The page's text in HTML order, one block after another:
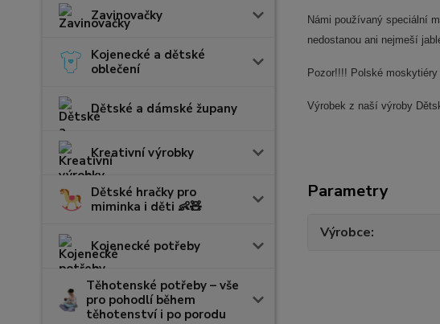
Zavinovačky
Kojenecké a dětské
oblečení
Dětské a dámské župany
Kreativní výrobky
Dětské hračky pro
miminka i děti 👶🧸
Kojenecké potřeby
Těhotenské potřeby – vše
pro pohodlí během
těhotenství i po porodu
Námi používaný speciální
nedostanou ani nejmeší
Pozor!!!! Polské
Výrobek z naší výroby
Parametry
Výrobce